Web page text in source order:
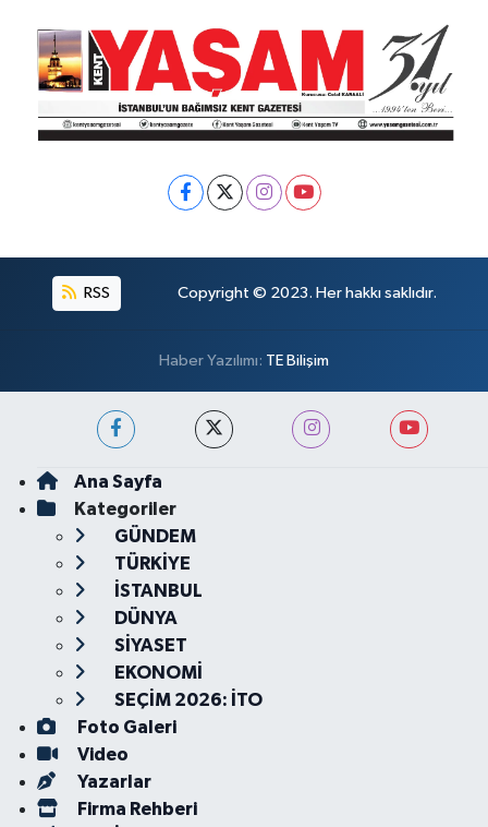
RSS Copyright © 2023. Her hakkı saklıdır.
Haber Yazılımı: TE Bilişim
Ana Sayfa
Kategoriler
GÜNDEM
TÜRKİYE
İSTANBUL
DÜNYA
SİYASET
EKONOMİ
SEÇİM 2026: İTO
Foto Galeri
Video
Yazarlar
Firma Rehberi